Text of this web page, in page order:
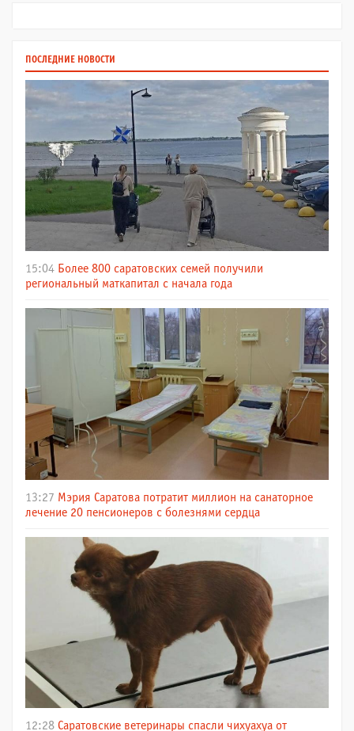
ПОСЛЕДНИЕ НОВОСТИ
15:04 Более 800 саратовских семей получили
региональный маткапитал с начала года
13:27 Мэрия Саратова потратит миллион на санаторное
лечение 20 пенсионеров с болезнями сердца
12:28 Саратовские ветеринары спасли чихуахуа от